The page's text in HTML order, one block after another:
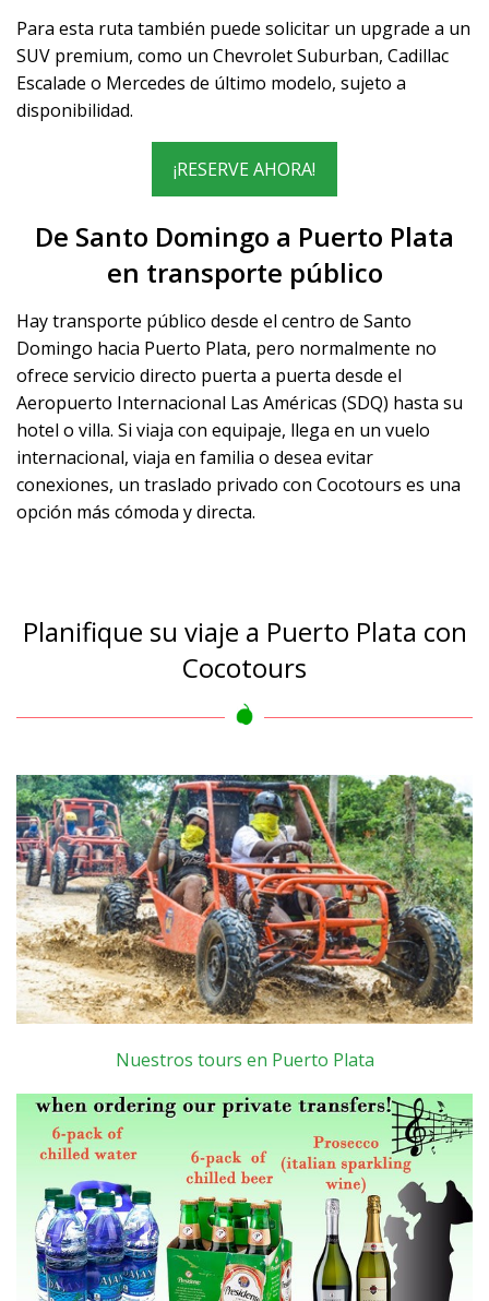
Para esta ruta también puede solicitar un upgrade a un
SUV premium, como un Chevrolet Suburban, Cadillac
Escalade o Mercedes de último modelo, sujeto a
disponibilidad.
¡RESERVE AHORA!
De Santo Domingo a Puerto Plata
en transporte público
Hay transporte público desde el centro de Santo
Domingo hacia Puerto Plata, pero normalmente no
ofrece servicio directo puerta a puerta desde el
Aeropuerto Internacional Las Américas (SDQ) hasta su
hotel o villa. Si viaja con equipaje, llega en un vuelo
internacional, viaja en familia o desea evitar
conexiones, un traslado privado con Cocotours es una
opción más cómoda y directa.
Planifique su viaje a Puerto Plata con
Cocotours
Nuestros tours en Puerto Plata